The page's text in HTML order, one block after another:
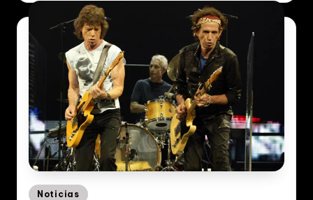
Posted
Noticias